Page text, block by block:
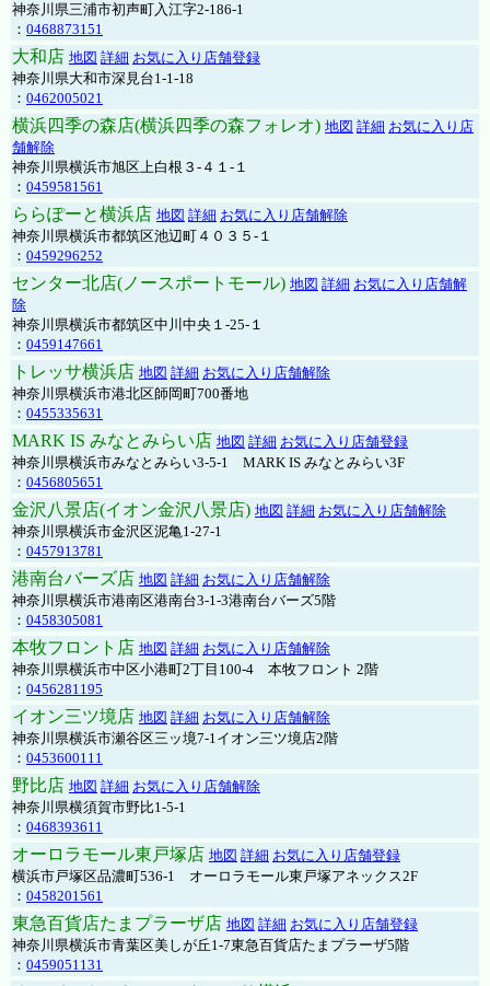
神奈川県三浦市初声町入江字2-186-1
： 0468873151
大和店 地図 詳細 お気に入り店舗登録
神奈川県大和市深見台1-1-18
： 0462005021
横浜四季の森店(横浜四季の森フォレオ) 地図 詳細 お気に入り店
舗解除
神奈川県横浜市旭区上白根３-４１-１
： 0459581561
ららぽーと横浜店 地図 詳細 お気に入り店舗解除
神奈川県横浜市都筑区池辺町４０３５-１
： 0459296252
センター北店(ノースポートモール) 地図 詳細 お気に入り店舗解
除
神奈川県横浜市都筑区中川中央１-25-１
： 0459147661
トレッサ横浜店 地図 詳細 お気に入り店舗解除
神奈川県横浜市港北区師岡町700番地
： 0455335631
MARK IS みなとみらい店 地図 詳細 お気に入り店舗登録
神奈川県横浜市みなとみらい3-5-1 MARK IS みなとみらい3F
： 0456805651
金沢八景店(イオン金沢八景店) 地図 詳細 お気に入り店舗解除
神奈川県横浜市金沢区泥亀1-27-1
： 0457913781
港南台バーズ店 地図 詳細 お気に入り店舗解除
神奈川県横浜市港南区港南台3-1-3港南台バーズ5階
： 0458305081
本牧フロント店 地図 詳細 お気に入り店舗解除
神奈川県横浜市中区小港町2丁目100-4 本牧フロント 2階
： 0456281195
イオン三ツ境店 地図 詳細 お気に入り店舗解除
神奈川県横浜市瀬谷区三ッ境7-1イオン三ツ境店2階
： 0453600111
野比店 地図 詳細 お気に入り店舗解除
神奈川県横須賀市野比1-5-1
： 0468393611
オーロラモール東戸塚店 地図 詳細 お気に入り店舗登録
横浜市戸塚区品濃町536-1 オーロラモール東戸塚アネックス2F
： 0458201561
東急百貨店たまプラーザ店 地図 詳細 お気に入り店舗登録
神奈川県横浜市青葉区美しが丘1-7東急百貨店たまプラーザ5階
： 0459051131